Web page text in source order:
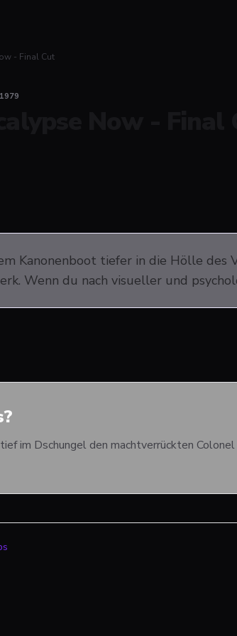
- Final Cut
1979
Kanonenboot tiefer in die Hölle des
Wenn du nach visueller und
im Dschungel den machtverrückten